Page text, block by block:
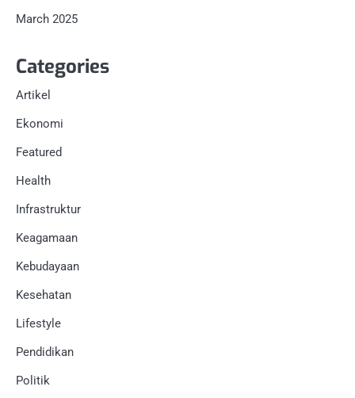
March 2025
Categories
Artikel
Ekonomi
Featured
Health
Infrastruktur
Keagamaan
Kebudayaan
Kesehatan
Lifestyle
Pendidikan
Politik